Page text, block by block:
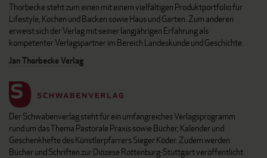
Thorbecke steht zum einen mit einem vielfältigen Produktportfolio für
Lifestyle, Kochen und Backen sowie Haus und Garten. Zum anderen
erweist sich der Verlag mit seiner langjährigen Erfahrung als
kompetenter Verlagspartner im Bereich Landeskunde und Geschichte.
Jan Thorbecke Verlag
Der Schwabenverlag steht für ein umfangreiches Verlagsprogramm
rund um das Thema Pastorale Praxis sowie Bücher, Kalender und
Geschenkhefte des Künstlerpfarrers Sieger Köder. Zudem werden
Bücher und Schriften zur Diözese Rottenburg-Stuttgart veröffentlicht.